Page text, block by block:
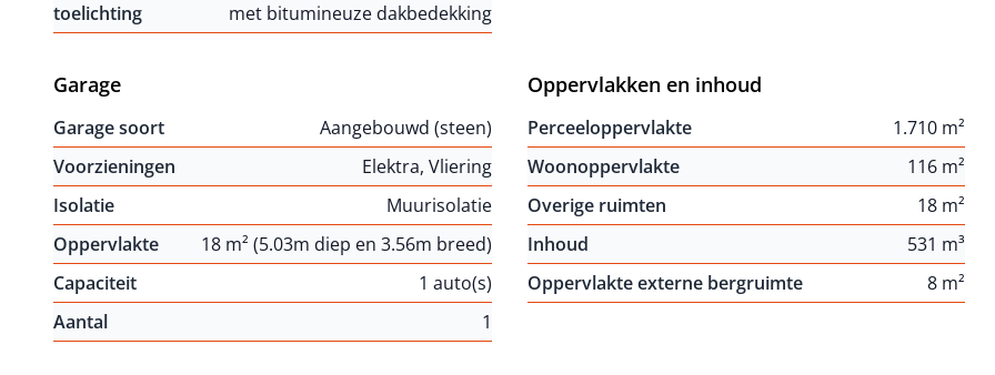
toelichting
met bitumineuze dakbedekking
Garage
Garage soort
Aangebouwd (steen)
Voorzieningen
Elektra, Vliering
Isolatie
Muurisolatie
Oppervlakte
18 m² (5.03m diep en 3.56m breed)
Capaciteit
1 auto(s)
Aantal
1
Oppervlakken en inhoud
Perceeloppervlakte
1.710 m²
Woonoppervlakte
116 m²
Overige ruimten
18 m²
Inhoud
531 m³
Oppervlakte externe bergruimte
8 m²